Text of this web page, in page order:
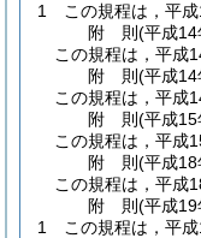
1
この規程は，平
附 則(平成14
この規程は，平成
附 則(平成14
この規程は，平成
附 則(平成15
この規程は，平成
附 則(平成18
この規程は，平成
附 則(平成19
1
この規程は，平